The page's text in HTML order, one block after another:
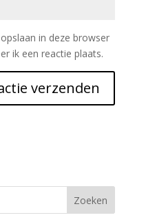
in deze browser
ik een reactie plaats.
Zoeken